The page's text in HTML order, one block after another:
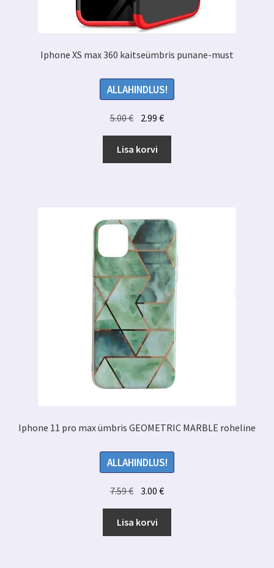
Iphone XS max 360 kaitseümbris punane-must
ALLAHINDLUS!
5.00€ Algne
hind
oli:
5.00 €.
2.99€Praegune
hind
2.99 €.
Lisa korvi
Iphone 11 pro max ümbris GEOMETRIC MARBLE roheline
ALLAHINDLUS!
7.59€ Algne
hind
oli:
7.59 €.
3.00€Praegune
hind
3.00 €.
Lisa korvi